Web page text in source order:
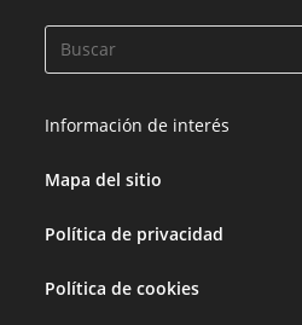
Información de interés
Mapa del sitio
Política de privacidad
Política de cookies